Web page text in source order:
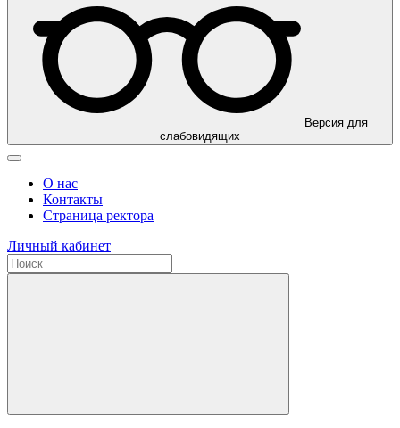
Версия для
слабовидящих
О нас
Контакты
Страница ректора
Личный кабинет